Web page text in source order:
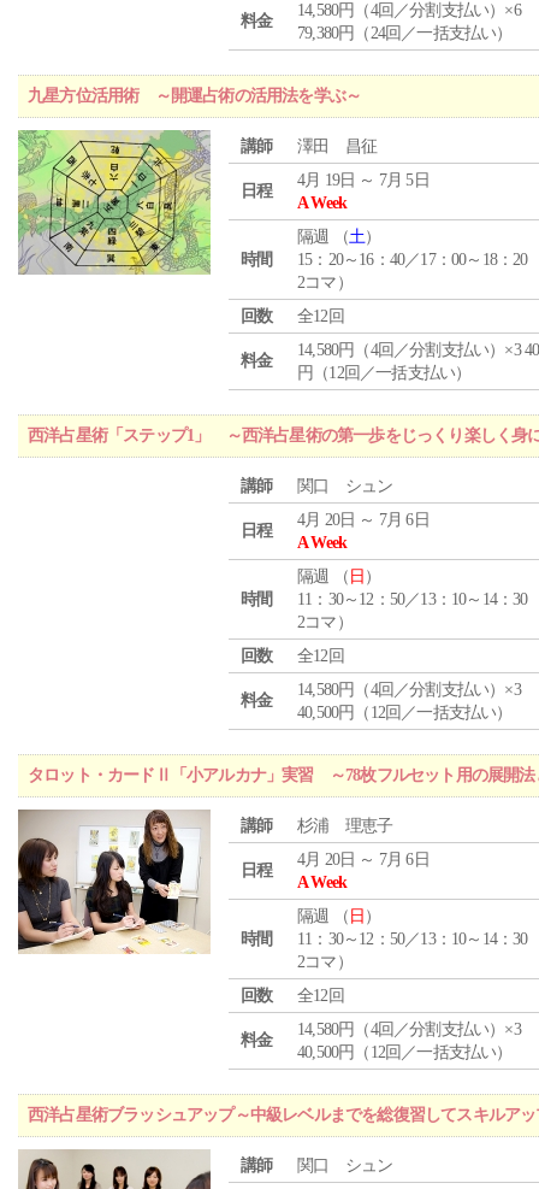
料金
14,580円（4回／分割支払い）×6
79,380円（24回／一括支払い）
九星方位活用術 ～開運占術の活用法を学ぶ～
講師 澤田 昌征
日程
4月 19日 ～ 7月 5日
A Week
時間
隔週 （土）
15：20～16：40／17：00～18：20
2コマ）
回数
全12回
料金
14,580円（4回／分割支払い）×3
円（12回／一括支払い）
西洋占星術「ステップ1」 ～西洋占星術の第一歩をじっくり楽しく身
講師 関口 シュン
日程
4月 20日 ～ 7月 6日
A Week
時間
隔週 （ 日 ）
11：30～12：50／13：10～14：30
2コマ）
回数
全12回
料金
14,580円（4回／分割支払い）×3
40,500円（12回／一括支払い）
タロット・カードⅡ「小アルカナ」実習 ～78枚フルセット用の展開法
講師 杉浦 理恵子
日程
4月 20日 ～ 7月 6日
A Week
時間
隔週 （ 日 ）
11：30～12：50／13：10～14：30
2コマ）
回数
全12回
料金
14,580円（4回／分割支払い）×3
40,500円（12回／一括支払い）
西洋占星術ブラッシュアップ～中級レベルまでを総復習してスキルア
講師 関口 シュン